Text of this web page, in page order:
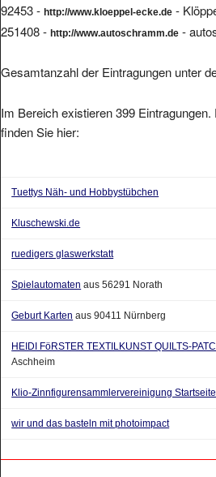
92453 - http://www.kloeppel-ecke.de -
251408 - http://www.autoschramm.de -
Gesamtanzahl der Eintragungen unter
Im Bereich existieren 399
finden Sie hier:
Tuettys Näh- und Hobbystübchen
Kluschewski.de
ruedigers glaswerkstatt
Spielautomaten aus 56291 Norath
Geburt Karten aus 90411 Nürnberg
HEIDI FöRSTER TEXTILKUNST QUILTS-
Aschheim
Klio-Zinnfigurensammlervereinigung Startseite
wir und das basteln mit photoimpact